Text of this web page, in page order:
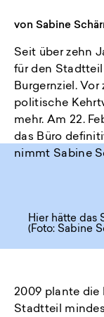
von Sabine
Seit über zehn
für den Stadtteil
Burgernziel.
politische
mehr. Am 22.
das Büro
nimmt Sabine
Hier hätte das
(Foto: Sabine
2009 plante die
Stadtteil